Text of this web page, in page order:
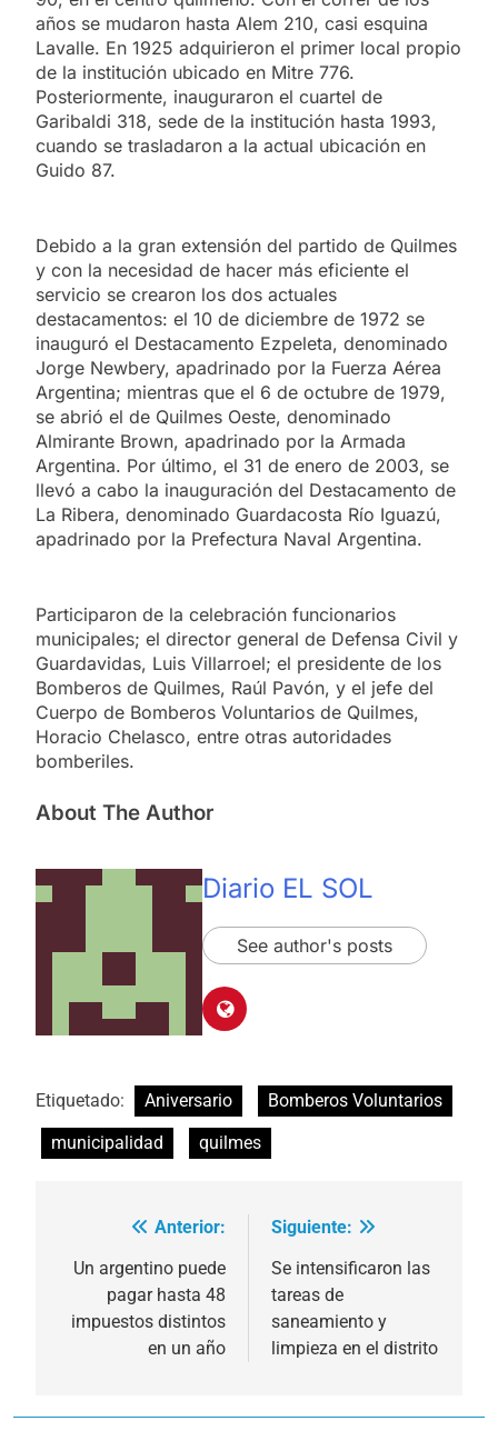
años se mudaron hasta Alem 210, casi esquina
Lavalle. En 1925 adquirieron el primer local propio
de la institución ubicado en Mitre 776.
Posteriormente, inauguraron el cuartel de
Garibaldi 318, sede de la institución hasta 1993,
cuando se trasladaron a la actual ubicación en
Guido 87.
Debido a la gran extensión del partido de Quilmes
y con la necesidad de hacer más eficiente el
servicio se crearon los dos actuales
destacamentos: el 10 de diciembre de 1972 se
inauguró el Destacamento Ezpeleta, denominado
Jorge Newbery, apadrinado por la Fuerza Aérea
Argentina; mientras que el 6 de octubre de 1979,
se abrió el de Quilmes Oeste, denominado
Almirante Brown, apadrinado por la Armada
Argentina. Por último, el 31 de enero de 2003, se
llevó a cabo la inauguración del Destacamento de
La Ribera, denominado Guardacosta Río Iguazú,
apadrinado por la Prefectura Naval Argentina.
Participaron de la celebración funcionarios
municipales; el director general de Defensa Civil y
Guardavidas, Luis Villarroel; el presidente de los
Bomberos de Quilmes, Raúl Pavón, y el jefe del
Cuerpo de Bomberos Voluntarios de Quilmes,
Horacio Chelasco, entre otras autoridades
bomberiles.
About The Author
Diario EL SOL
See author's posts
Etiquetado: Aniversario
Bomberos Voluntarios
municipalidad
quilmes
Navegación
de
entradas
Anterior:
Un argentino puede
pagar hasta 48
impuestos distintos
en un año
Siguiente:
Se intensificaron las
tareas de
saneamiento y
limpieza en el distrito